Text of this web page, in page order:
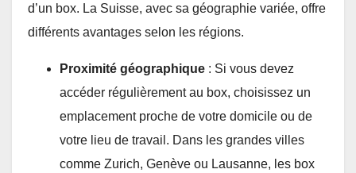
d’un box. La Suisse, avec sa géographie variée, offre
différents avantages selon les régions.
Proximité géographique : Si vous devez
accéder régulièrement au box, choisissez un
emplacement proche de votre domicile ou de
votre lieu de travail. Dans les grandes villes
comme Zurich, Genève ou Lausanne, les box